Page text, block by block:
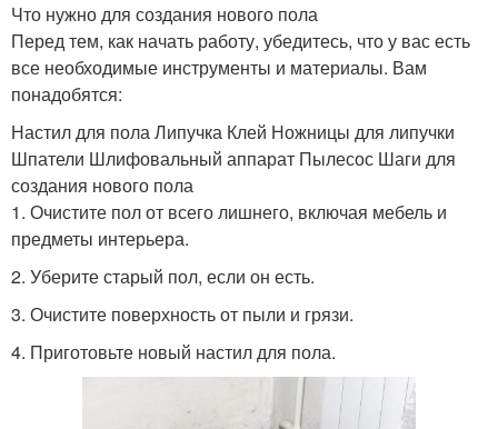
Что нужно для создания нового пола
Перед тем, как начать работу, убедитесь, что у вас есть
все необходимые инструменты и материалы. Вам
понадобятся:
Настил для пола Липучка Клей Ножницы для липучки
Шпатели Шлифовальный аппарат Пылесос Шаги для
создания нового пола
1. Очистите пол от всего лишнего, включая мебель и
предметы интерьера.
2. Уберите старый пол, если он есть.
3. Очистите поверхность от пыли и грязи.
4. Приготовьте новый настил для пола.